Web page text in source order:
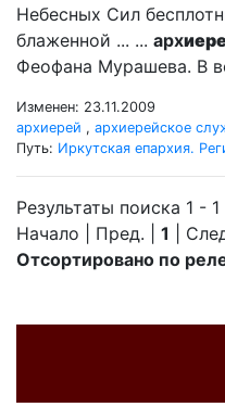
Небесных Сил
блаженной ... ... арх
Феофана Мурашева. В
Изменен: 23.11.2009
архиерей , архиерейское
Путь: Иркутская епархия.
Результаты поиска 1 - 1
Начало | Пред. | 1 |
Отсортировано по